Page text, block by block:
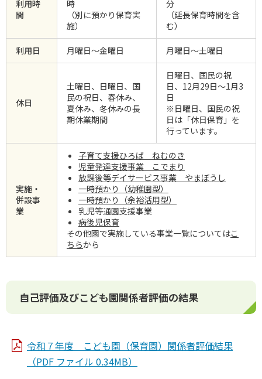
利⽤時
間
時
（別に預かり保育実
施）
分
（延長保育時間を含
む）
利⽤⽇ ⽉曜⽇〜⾦曜⽇ ⽉曜⽇〜⼟曜⽇
休⽇
土曜日、日曜日、国
民の祝日、春休み、
夏休み、冬休みの長
期休業期間
日曜日、国民の祝
日、12月29日～1月3
日
※日曜日、国民の祝
日は「休日保育」を
行っています。
実施‧
併設事
業
子育て支援ひろば ねむのき
児童発達支援事業 こでまり
放課後等デイサービス事業 やまぼうし
一時預かり（幼稚園型）
一時預かり（余裕活用型）
乳児等通園支援事業
病後児保育
その他園で実施している事業⼀覧についてはこ
ちらから
自己評価及びこども園関係者評価の結果
令和７年度 こども園（保育園）関係者評価結果
（PDF ファイル 0.34MB）